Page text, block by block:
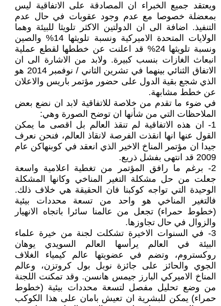
ويعتقد جميع الخبراء ان المصادقة على الاتفاقية ليس
بمعضلة خصوصا مع عدم وجود عقوبات في حال عدم
التنفيذ. اضافة الى ان الدولتين الاكثر تلويثا للبيئة وهما
الولايات المتحدة الاميركية ونسبة تلويثها 14% والصين
ونسبة تلويثها 24% قد اعلنت عن خططها لقطع عملية
انبعاث الغازات بنسب كبيرة. ولابد من الاشارة الى ان
الاتفاق الثنائي بينهما في تشرين الثاني / نوفمبر 2014 هو
الذي شجع بقية الدول على حضور مؤتمر باريس والاعلان
عن خطط مشابهة.
في ضوء ما تقدم من خلاصة للاتفاقية لابد ان نضع بعض
الملاحظات التي من شأنها ان توضح الصورة وهي:
1- ان هذه الاتفاقية لم تنقذ العالم بل اقصى ما يمكن
القول عنها انها انقذت الفرصة لانقاذ العالم، فنحن نعرف
جيدا ان مؤتمر المناخ الاخير الذي انعقد في كوبنهاكن عام
2009 قد انتهى بفشل ذريع.
2- برغم ما رافق المؤتمر من تغطية اعلامية واسعة
جعلت من حل مشكلة التغير المناخي وكانها المشكلة
الوحيدة التي تواجه كوكبنا فان الحقيقة هي خلاف ذلك.
فالتغير المناخي هو واحد من تسعة محددات بيئية
(خطوط حمراء) تجعل من عالمنا سائرا باتجاه الانهيار
والزوال في حال تجاوزها.
3- في السنوات الاخيرة تشكلت لجنة من خيرة علماء
البيئة في العالم يرأسها العالم السويدي يوهان
روكستروم، وتضم في عضويتها عالم كيمياء الغلاف
الجوي والحائز على جائزة نوبل بول كروتزن، وعالم
المناخ الاميركي البارز جيمس هانسن. وقد تمكنت اللجنة
من وضع تحليل مفصل لتسعة محددات بيئية (خطوط
حمراء) يمكن للبشرية ان تعيش بامان على هذا الكوكب